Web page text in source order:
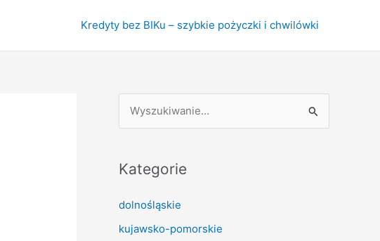
Kredyty bez BIKu – szybkie pożyczki i chwilówki
k
j
d
Kategorie
dolnośląskie
kujawsko-pomorskie